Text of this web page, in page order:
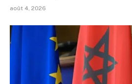
août 4, 2026